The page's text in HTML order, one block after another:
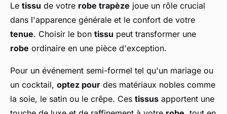
Le tissu de votre robe trapèze joue un rôle crucial
dans l'apparence générale et le confort de votre
tenue. Choisir le bon tissu peut transformer une
robe ordinaire en une pièce d'exception.
Pour un événement semi-formel tel qu'un mariage ou
un cocktail, optez pour des matériaux nobles comme
la soie, le satin ou le crêpe. Ces tissus apportent une